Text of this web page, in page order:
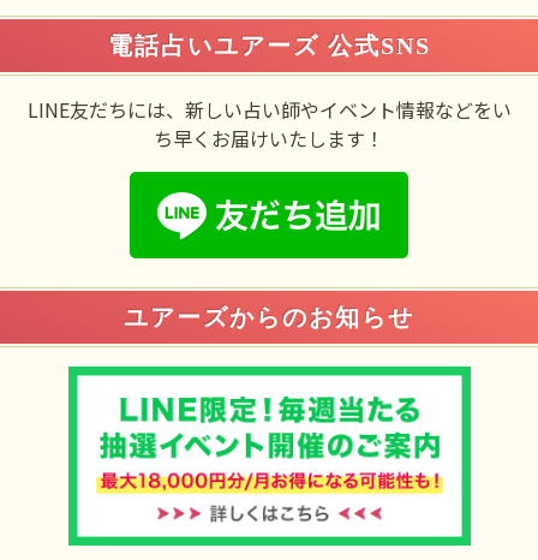
電話占いユアーズ 公式SNS
LINE友だちには、新しい占い師やイベント情報などをい
ち早くお届けいたします！
ユアーズからのお知らせ